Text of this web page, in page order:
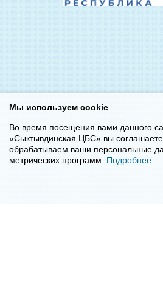
Мы используем cookie
Во время посещения вами данного
«Сыктывдинская ЦБС» вы
обрабатываем ваши персональные
метрических программ. Подробнее.